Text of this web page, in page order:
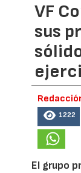
VF
sus
1222
El grupo